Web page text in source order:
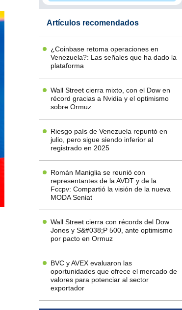
Artículos recomendados
¿Coinbase retoma operaciones en
Venezuela?: Las señales que ha dado la
plataforma
Wall Street cierra mixto, con el Dow en
récord gracias a Nvidia y el optimismo
sobre Ormuz
Riesgo país de Venezuela repuntó en
julio, pero sigue siendo inferior al
registrado en 2025
Román Maniglia se reunió con
representantes de la AVDT y de la
Fccpv: Compartió la visión de la nueva
MODA Seniat
Wall Street cierra con récords del Dow
Jones y S&#038;P 500, ante optimismo
por pacto en Ormuz
BVC y AVEX evaluaron las
oportunidades que ofrece el mercado de
valores para potenciar al sector
exportador